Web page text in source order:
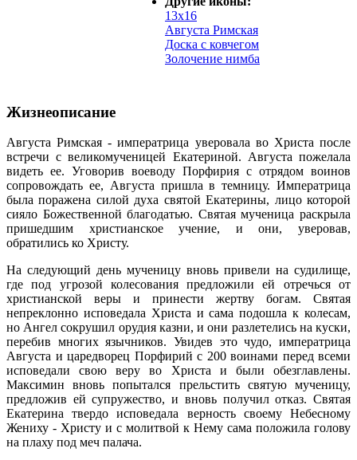
13х16
Августа Римская
Доска с ковчегом
Золочение нимба
Жизнеописание
Августа Римская - императрица уверовала во Христа после
встречи с великомученицей Екатериной. Августа пожелала
видеть ее. Уговорив воеводу Порфирия с отрядом воинов
сопровождать ее, Августа пришла в темницу. Императрица
была поражена силой духа святой Екатерины, лицо которой
сияло Божественной благодатью. Святая мученица раскрыла
пришедшим христианское учение, и они, уверовав,
обратились ко Христу.
На следующий день мученицу вновь привели на судилище,
где под угрозой колесования предложили ей отречься от
христианской веры и принести жертву богам. Святая
непреклонно исповедала Христа и сама подошла к колесам,
но Ангел сокрушил орудия казни, и они разлетелись на куски,
перебив многих язычников. Увидев это чудо, императрица
Августа и царедворец Порфирий с 200 воинами перед всеми
исповедали свою веру во Христа и были обезглавлены.
Максимин вновь попытался прельстить святую мученицу,
предложив ей супружество, и вновь получил отказ. Святая
Екатерина твердо исповедала верность своему Небесному
Жениху - Христу и с молитвой к Нему сама положила голову
на плаху под меч палача.